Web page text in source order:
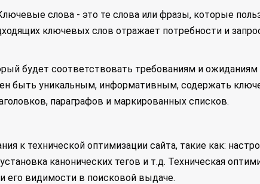
слова - это те слова или фразы, которые
ключевых слов отражает потребности и
будет соответствовать требованиям и
быть уникальным, информативным, содержать
параграфов и маркированных списков.
к технической оптимизации сайта, такие как:
канонических тегов и т.д. Техническая
видимости в поисковой выдаче.